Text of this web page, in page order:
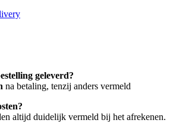
geleverd?
na betaling, tenzij anders vermeld
altijd duidelijk vermeld bij het afrekenen.